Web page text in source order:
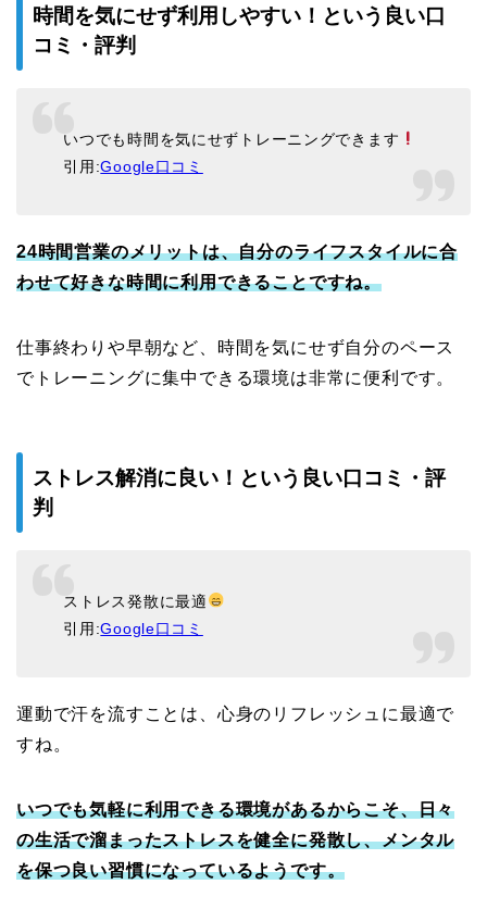
時間を気にせず利用しやすい！という良い口
コミ・評判
いつでも時間を気にせずトレーニングできます
引用:Google口コミ
24時間営業のメリットは、自分のライフスタイルに合
わせて好きな時間に利用できることですね。
仕事終わりや早朝など、時間を気にせず自分のペース
でトレーニングに集中できる環境は非常に便利です。
ストレス解消に良い！という良い口コミ・評
判
ストレス発散に最適
引用:Google口コミ
運動で汗を流すことは、心身のリフレッシュに最適で
すね。
いつでも気軽に利用できる環境があるからこそ、日々
の生活で溜まったストレスを健全に発散し、メンタル
を保つ良い習慣になっているようです。